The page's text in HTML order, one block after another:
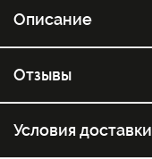
Описание
Отзывы
Условия доставки